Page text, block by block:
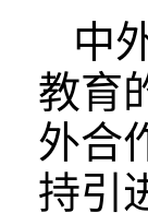
中
教育
外合
持引